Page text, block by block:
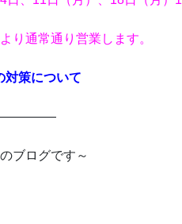
り通常通り営業します。
対策について
ブログです～